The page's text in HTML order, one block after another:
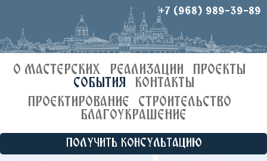
+7 (968) 989-39-89
О МАСТЕРСКИХ РЕАЛИЗАЦИИ
ПРОЕКТЫ
СОБЫТИЯ
КОНТАКТЫ
ПРОЕКТИРОВАНИЕ
СТРОИТЕЛЬСТВО
БЛАГОУКРАШЕНИЕ
ПОЛУЧИТЬ КОНСУЛЬТАЦИЮ